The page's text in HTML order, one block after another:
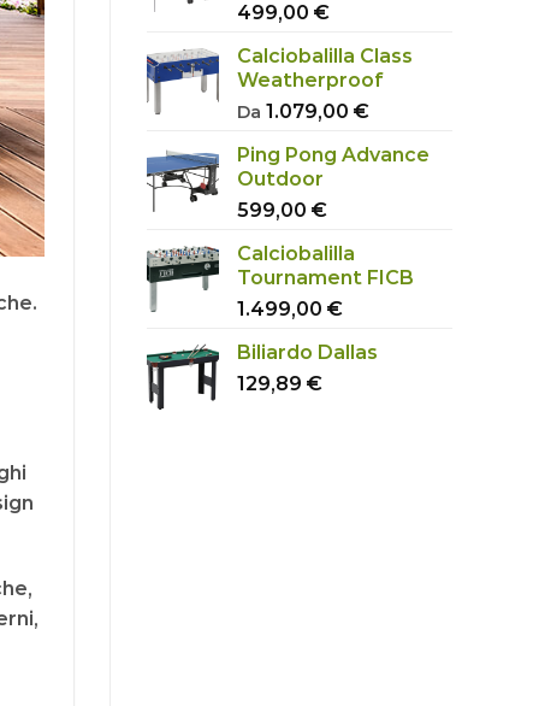
.
,
499,00 €
Calciobalilla Class
Weatherproof
Da 1.079,00 €
Ping Pong Advance
Outdoor
599,00 €
Calciobalilla
Tournament FICB
1.499,00 €
Biliardo Dallas
129,89 €